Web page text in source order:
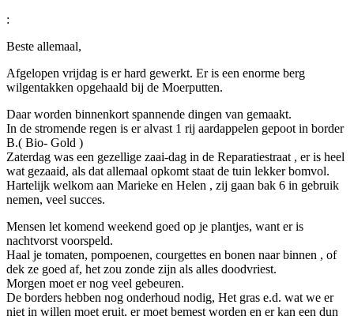
:
Beste allemaal,
Afgelopen vrijdag is er hard gewerkt. Er is een enorme berg
wilgentakken opgehaald bij de Moerputten.
Daar worden binnenkort spannende dingen van gemaakt.
In de stromende regen is er alvast 1 rij aardappelen gepoot in border
B.( Bio- Gold )
Zaterdag was een gezellige zaai-dag in de Reparatiestraat , er is heel
wat gezaaid, als dat allemaal opkomt staat de tuin lekker bomvol.
Hartelijk welkom aan Marieke en Helen , zij gaan bak 6 in gebruik
nemen, veel succes.
Mensen let komend weekend goed op je plantjes, want er is
nachtvorst voorspeld.
Haal je tomaten, pompoenen, courgettes en bonen naar binnen , of
dek ze goed af, het zou zonde zijn als alles doodvriest.
Morgen moet er nog veel gebeuren.
De borders hebben nog onderhoud nodig, Het gras e.d. wat we er
niet in willen moet eruit, er moet bemest worden en er kan een dun